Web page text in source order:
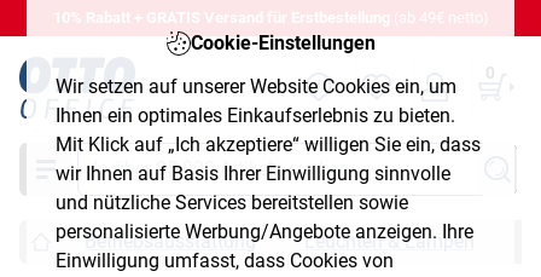
Cookie-Einstellungen
Wir setzen auf unserer Website Cookies ein, um
Ihnen ein optimales Einkaufserlebnis zu bieten.
Mit Klick auf „Ich akzeptiere“ willigen Sie ein, dass
wir Ihnen auf Basis Ihrer Einwilligung sinnvolle
und nützliche Services bereitstellen sowie
personalisierte Werbung/Angebote anzeigen. Ihre
Einwilligung umfasst, dass Cookies von
10% Rabatt + GRATIS Versand für Erstbestellung (ab 49€ netto)
0
Suche
Betriebsausstattung Leuchten & Lampen